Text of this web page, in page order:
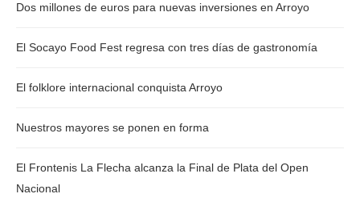
Dos millones de euros para nuevas inversiones en Arroyo
El Socayo Food Fest regresa con tres días de gastronomía
El folklore internacional conquista Arroyo
Nuestros mayores se ponen en forma
El Frontenis La Flecha alcanza la Final de Plata del Open
Nacional